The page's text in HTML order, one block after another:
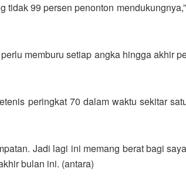
99 persen penonton
memburu setiap angka hingga akhir
peringkat 70 dalam waktu sekitar
Jadi lagi ini memang berat bagi
bulan ini. (antara)